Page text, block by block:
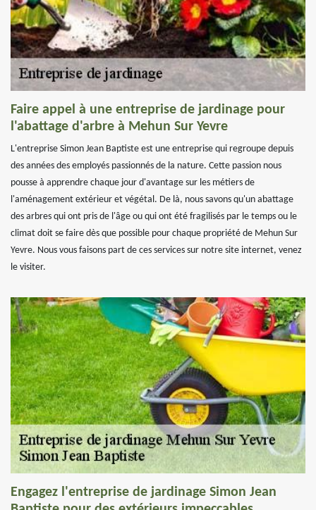
Faire appel à une entreprise de jardinage pour
l'abattage d'arbre à Mehun Sur Yevre
L'entreprise Simon Jean Baptiste est une entreprise qui regroupe depuis
des années des employés passionnés de la nature. Cette passion nous
pousse à apprendre chaque jour d'avantage sur les métiers de
l'aménagement extérieur et végétal. De là, nous savons qu'un abattage
des arbres qui ont pris de l'âge ou qui ont été fragilisés par le temps ou le
climat doit se faire dès que possible pour chaque propriété de Mehun Sur
Yevre. Nous vous faisons part de ces services sur notre site internet, venez
le visiter.
Engagez l'entreprise de jardinage Simon Jean